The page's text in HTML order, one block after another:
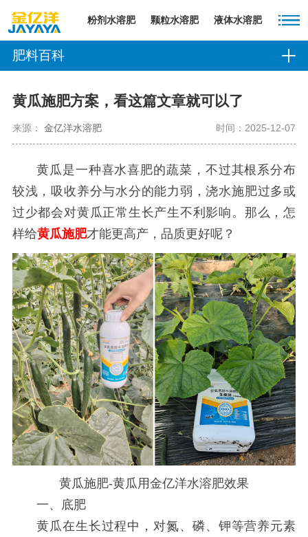
粉剂水溶肥 颗粒水溶肥 液体水溶肥
肥料百科
黄瓜施肥方案，看这篇文章就可以了
来源： 金亿洋水溶肥 时间：2025-12-07
黄瓜是一种喜水喜肥的蔬菜，不过其根系分布
较浅，吸收养分与水分的能力弱，浇水施肥过多或
过少都会对黄瓜正常生长产生不利影响。那么，怎
样给黄瓜施肥才能更高产，品质更好呢？
黄瓜施肥-黄瓜用金亿洋水溶肥效果
一、底肥
黄瓜在生长过程中，对氮、磷、钾等营养元素